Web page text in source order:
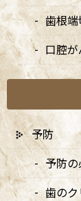
歯根
口腔
予防
予防
歯の